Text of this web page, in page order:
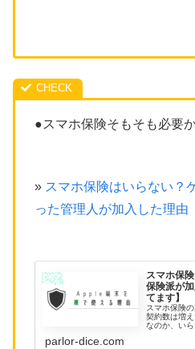
●スマホ保険そもそも必要
» スマホ保険はいらない？
った管理人が加入した理由
スマホ保
保険派が
てます】
スマホ保険
契約数は増
なのか、い
の対策もま
parlor-dice.com